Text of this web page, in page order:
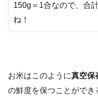
150g＝1合なので、合
ね！
お米はこのように真空保
の鮮度を保つことができ